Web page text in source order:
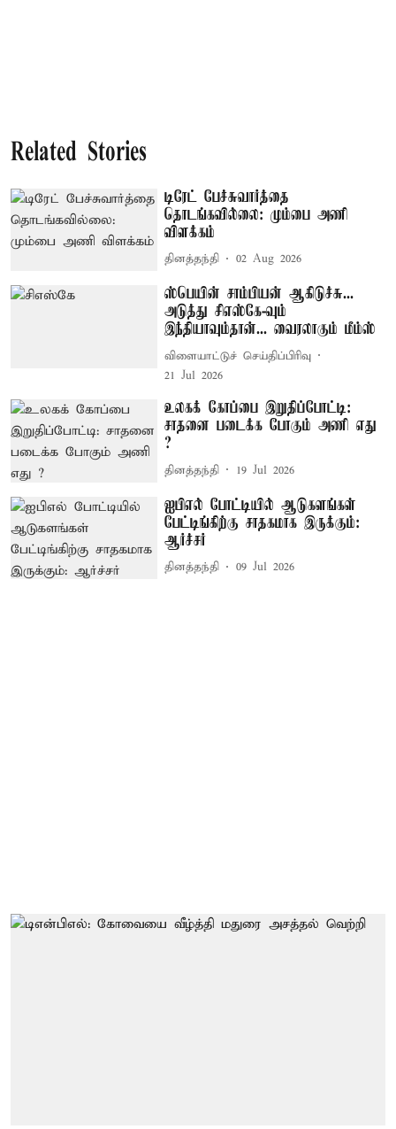
Related Stories
டிரேட் பேச்சுவார்த்தை
தொடங்கவில்லை: மும்பை அணி
விளக்கம்
தினத்தந்தி 02 Aug 2026
ஸ்பெயின் சாம்பியன் ஆகிடுச்சு...
அடுத்து சிஎஸ்கே-வும்
இந்தியாவும்தான்... வைரலாகும் மீம்ஸ்
விளையாட்டுச் செய்திப்பிரிவு
21 Jul 2026
உலகக் கோப்பை இறுதிப்போட்டி:
சாதனை படைக்க போகும் அணி எது
?
தினத்தந்தி 19 Jul 2026
ஐபிஎல் போட்டியில் ஆடுகளங்கள்
பேட்டிங்கிற்கு சாதகமாக இருக்கும்:
ஆர்ச்சர்
தினத்தந்தி 09 Jul 2026